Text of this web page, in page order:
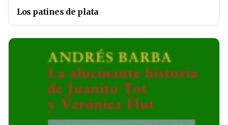
Los patines de plata